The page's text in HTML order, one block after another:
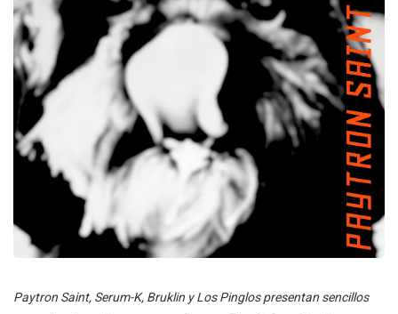
Paytron Saint, Serum-K, Bruklin y Los Pinglos presentan sencillos